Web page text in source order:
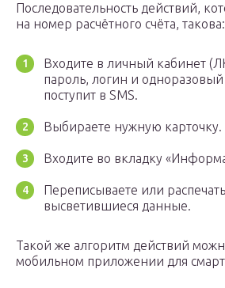
Последовательность действий,
на номер расчётного счёта, такова:
Входите в личный кабинет
пароль, логин и
поступит в SMS.
Выбираете нужную карточку.
Входите во вкладку
Переписываете или
высветившиеся данные.
Такой же алгоритм действий
мобильном приложении для